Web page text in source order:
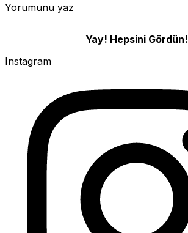
Yorumunu yaz
Yay! Hepsini Gördün!
Instagram